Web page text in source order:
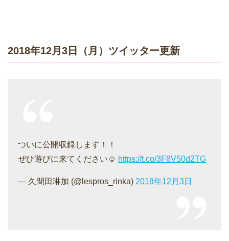
2018年12月3日（月）ツイッター更新
ついに公開収録します！！
ぜひ遊びに来てください☺︎ https://t.co/3F8V50d2TG
— 久間田琳加 (@lespros_rinka) 2018年12月3日